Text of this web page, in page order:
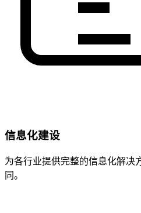
信息化建设
为各行业提供完整的信息化解决
同。